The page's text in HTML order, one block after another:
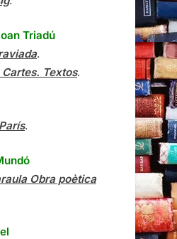
Triadú
.
Textos.
.
Obra poètica